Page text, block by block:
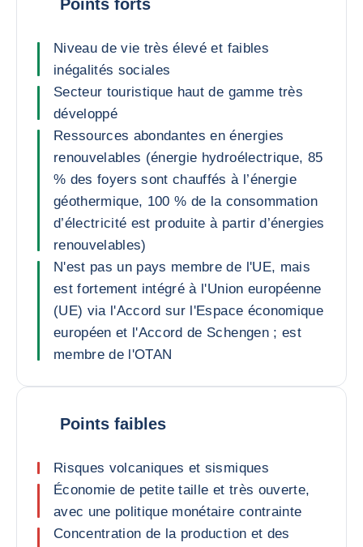
Points forts
Niveau de vie très élevé et faibles
inégalités sociales
Secteur touristique haut de gamme très
développé
Ressources abondantes en énergies
renouvelables (énergie hydroélectrique, 85
% des foyers sont chauffés à l’énergie
géothermique, 100 % de la consommation
d’électricité est produite à partir d’énergies
renouvelables)
N'est pas un pays membre de l'UE, mais
est fortement intégré à l'Union européenne
(UE) via l'Accord sur l'Espace économique
européen et l'Accord de Schengen ; est
membre de l'OTAN
Points faibles
Risques volcaniques et sismiques
Économie de petite taille et très ouverte,
avec une politique monétaire contrainte
Concentration de la production et des